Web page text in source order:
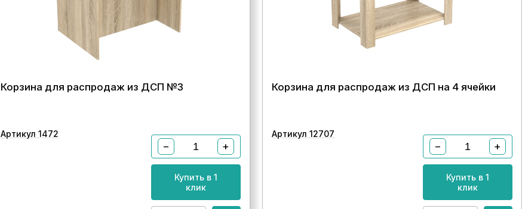
Корзина для распродаж из ДСП №3
Артикул 1472
− +
Купить в 1
клик
Корзина для распродаж из ДСП на 4 ячейки
Артикул 12707
− +
Купить в 1
клик